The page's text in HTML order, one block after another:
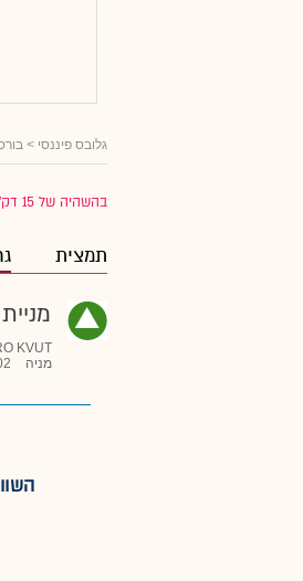
גלובס פיננסי >
בהשהיה של 15 דק'
תמצית
KVUT
מניה